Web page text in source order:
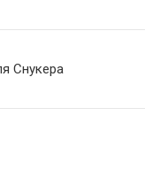
Снукера